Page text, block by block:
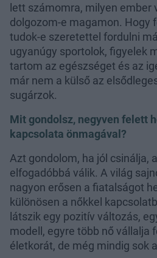
lett számomra, milyen ember
dolgozom-e magamon. Hogy
tudok-e szeretettel fordulni
ugyanúgy sportolok, figyelek
tartom az egészséget és az
már nem a külső az
sugárzok.
Mit gondolsz, negyven felett
kapcsolata önmagával?
Azt gondolom, ha jól csinálja,
elfogadóbbá válik. A világ
nagyon erősen a fiatalságot
különösen a nőkkel
látszik egy pozitív változás,
modell, egyre több nő vállalja
életkorát, de még mindig sok